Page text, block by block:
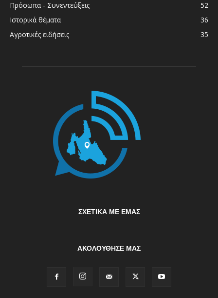
Πρόσωπα - Συνεντεύξεις
52
Ιστορικά θέματα
36
Αγροτικές ειδήσεις
35
ΣΧΕΤΙΚΆ ΜΕ ΕΜΆΣ
ΑΚΟΛΟΥΘΗΣΕ ΜΑΣ